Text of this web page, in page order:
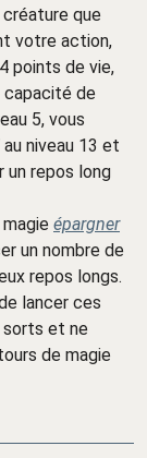
créature que
votre action,
points de vie,
capacité de
5, vous
niveau 13 et
un repos long
épargner
un nombre de
repos longs.
lancer ces
sorts et ne
de magie